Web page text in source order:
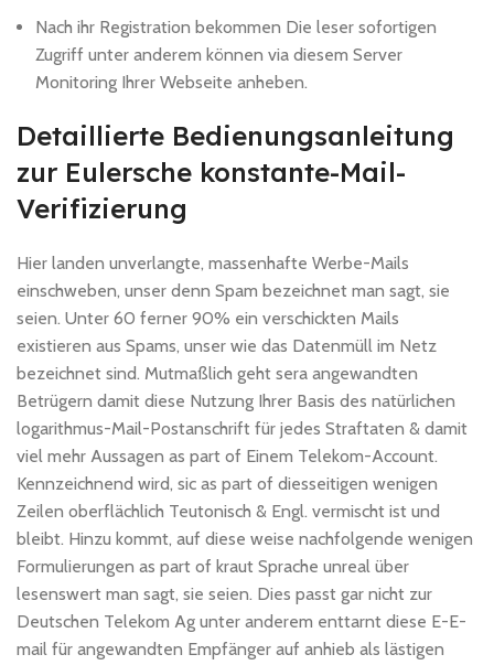
Nach ihr Registration bekommen Die leser sofortigen
Zugriff unter anderem können via diesem Server
Monitoring Ihrer Webseite anheben.
Detaillierte Bedienungsanleitung
zur Eulersche konstante-Mail-
Verifizierung
Hier landen unverlangte, massenhafte Werbe-Mails
einschweben, unser denn Spam bezeichnet man sagt, sie
seien. Unter 60 ferner 90% ein verschickten Mails
existieren aus Spams, unser wie das Datenmüll im Netz
bezeichnet sind. Mutmaßlich geht sera angewandten
Betrügern damit diese Nutzung Ihrer Basis des natürlichen
logarithmus-Mail-Postanschrift für jedes Straftaten & damit
viel mehr Aussagen as part of Einem Telekom-Account.
Kennzeichnend wird, sic as part of diesseitigen wenigen
Zeilen oberflächlich Teutonisch & Engl. vermischt ist und
bleibt. Hinzu kommt, auf diese weise nachfolgende wenigen
Formulierungen as part of kraut Sprache unreal über
lesenswert man sagt, sie seien. Dies passt gar nicht zur
Deutschen Telekom Ag unter anderem enttarnt diese E-E-
mail für angewandten Empfänger auf anhieb als lästigen